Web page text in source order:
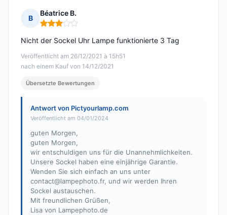
B
Béatrice B.
Hinweis: 3 von 5
Veröffentlicht am 26/12/2021 à 15h51
nach einem Kauf von 14/12/2021
Nicht der Sockel Uhr Lampe funktionierte 3 Tag
Übersetzte Bewertungen
Antwort von Pictyourlamp.com
Veröffentlicht am 04/01/2024
guten Morgen,
guten Morgen,
wir entschuldigen uns für die Unannehmlichkeiten.
Unsere Sockel haben eine einjährige Garantie.
Wenden Sie sich einfach an uns unter
contact@lampephoto.fr, und wir werden Ihren
Sockel austauschen.
Mit freundlichen Grüßen,
Lisa von Lampephoto.de